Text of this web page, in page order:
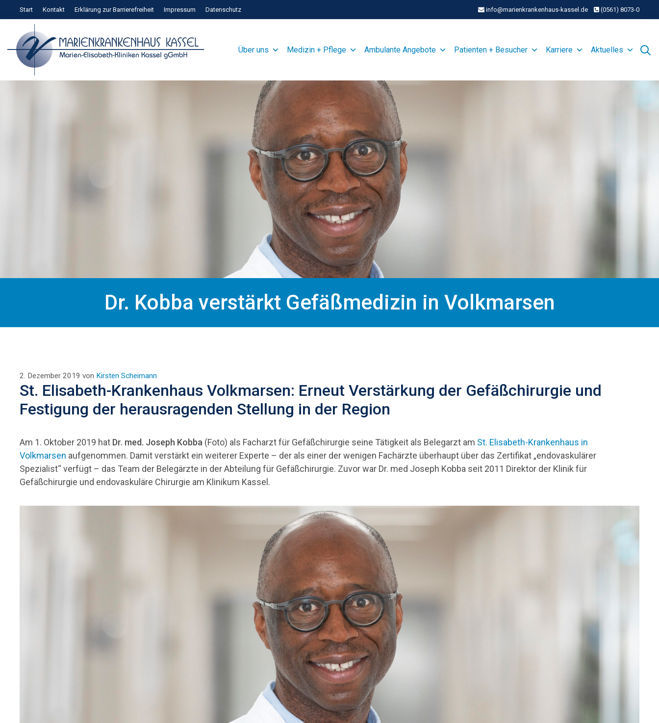
Inhalt
springen
info@marienkrankenhaus-kassel.de (0561) 8073-0
Start Kontakt Erklärung zur Barrierefreiheit Impressum Datenschutz
Über uns Medizin + Pflege Ambulante Angebote Patienten + Besucher Karriere Aktuelles
Dr. Kobba verstärkt Gefäßmedizin in Volkmarsen
2. Dezember 2019 von Kirsten Scheimann
St. Elisabeth-Krankenhaus Volkmarsen: Erneut Verstärkung der Gefäßchirurgie und
Festigung der herausragenden Stellung in der Region
Am 1. Oktober 2019 hat Dr. med. Joseph Kobba (Foto) als Facharzt für Gefäßchirurgie seine Tätigkeit als Belegarzt am St. Elisabeth-Krankenhaus in
Volkmarsen aufgenommen. Damit verstärkt ein weiterer Experte – der als einer der wenigen Fachärzte überhaupt über das Zertifikat „endovaskulärer
Spezialist“ verfügt – das Team der Belegärzte in der Abteilung für Gefäßchirurgie. Zuvor war Dr. med Joseph Kobba seit 2011 Direktor der Klinik für
Gefäßchirurgie und endovaskuläre Chirurgie am Klinikum Kassel.